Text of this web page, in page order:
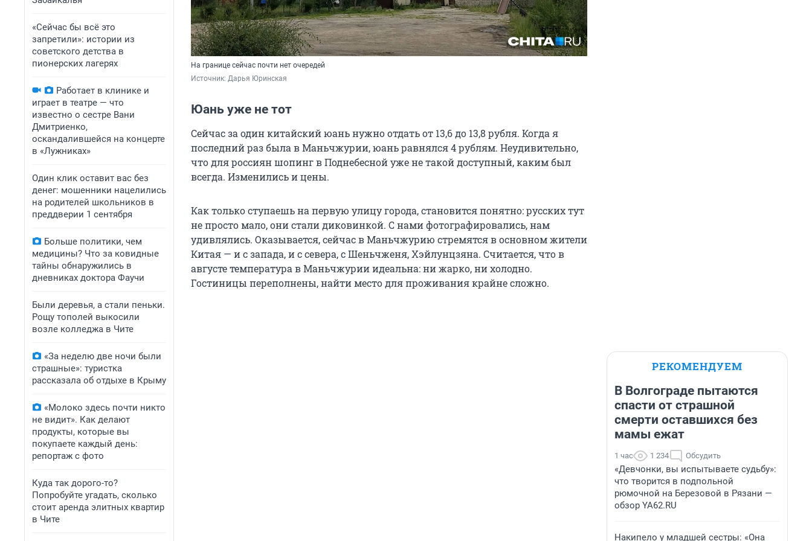
«Сейчас бы всё это
запретили»: истории из
советского детства в
пионерских лагерях
Работает в клинике и
играет в театре — что
известно о сестре Вани
Дмитриенко,
оскандалившейся на концерте
в «Лужниках»
Один клик оставит вас без
денег: мошенники нацелились
на родителей школьников в
преддверии 1 сентября
Больше политики, чем
медицины? Что за ковидные
тайны обнаружились в
дневниках доктора Фаучи
Были деревья, а стали пеньки.
Рощу тополей выкосили
возле колледжа в Чите
«За неделю две ночи были
страшные»: туристка
рассказала об отдыхе в Крыму
«Молоко здесь почти никто
не видит». Как делают
продукты, которые вы
покупаете каждый день:
репортаж с фото
Куда так дорого-то?
Попробуйте угадать, сколько
стоит аренда элитных квартир
в Чите
На границе сейчас почти нет очередей
Источник: Дарья Юринская
Юань уже не тот
Сейчас за один китайский юань нужно отдать от 13,6 до 13,8 рубля. Когда я
последний раз была в Маньчжурии, юань равнялся 4 рублям. Неудивительно,
что для россиян шопинг в Поднебесной уже не такой доступный, каким был
всегда. Изменились и цены.
Как только ступаешь на первую улицу города, становится понятно: русских тут
не просто мало, они стали диковинкой. С нами фотографировались, нам
удивлялись. Оказывается, сейчас в Маньчжурию стремятся в основном жители
Китая — и с запада, и с севера, с Шеньчженя, Хэйлунцзяна. Считается, что в
августе температура в Маньчжурии идеальна: ни жарко, ни холодно.
Гостиницы переполнены, найти место для проживания крайне сложно.
РЕКОМЕНДУЕМ
В Волгограде пытаются
спасти от страшной
смерти оставшихся без
мамы ежат
1 час 1 234 Обсудить
«Девчонки, вы испытываете судьбу»:
что творится в подпольной
рюмочной на Березовой в Рязани —
обзор YA62.RU
Накипело у младшей сестры: «Она